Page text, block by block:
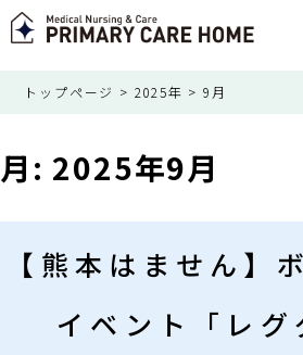
トップページ > 2025年 >9月
月: 2025年9月
【熊本はません】
イベント「レグ